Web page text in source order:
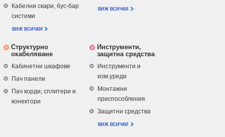
Кабелни скари, бус-бар
системи
виж всички
виж всички
Структурно
окабеляване
Кабинетни шкафове
Пач панели
Пач корди; сплитери и
конектори
Инструменти,
защитна средства
Инструменти и
изм.уреди
Монтажни
приспособления
Защитни средства
виж всички